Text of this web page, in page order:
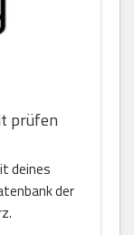
prüfen
deines
der